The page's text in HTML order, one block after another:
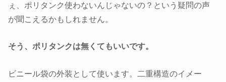
ぇ、ポリタンク使わないんじゃないの？という疑問の声
が聞こえるかもしれません。
そう、ポリタンクは無くてもいいです。
ビニール袋の外装として使います。二重構造のイメー